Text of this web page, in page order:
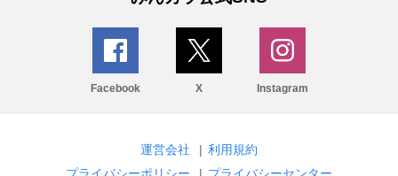
Facebook X Instagram
運営会社 | 利用規約